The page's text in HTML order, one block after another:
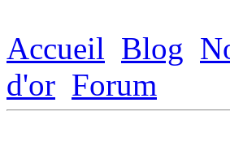
Accueil Blog
d'or Forum